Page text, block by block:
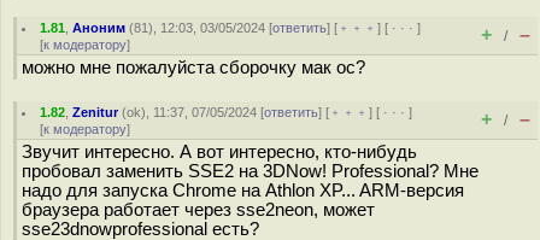
1.81 ,Аноним (81), 12:03, 03/05/2024 [ответить] [ ﹢﹢﹢] [ · · ·]
[к модератору] + / –
можно мне пожалуйста сборочку мак ос?
1.82 ,Zenitur(ok), 11:37, 07/05/2024 [ответить] [ ﹢﹢﹢] [ · · ·]
[к модератору] + / –
Звучит интересно. А вот интересно, кто-нибудь
пробовал заменить SSE2 на 3DNow! Professional? Мне
надо для запуска Chrome на Athlon XP... ARM-версия
браузера работает через sse2neon, может
sse23dnowprofessional есть?